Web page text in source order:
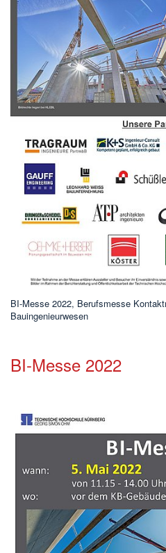
BI-Messe 2022, Berufsmesse
Bauingenieurwesen
BI-Messe 2022